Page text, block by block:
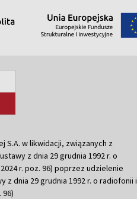
S.A. w likwidacji, związanych z
z dnia 29 grudnia 1992 r. o
r. poz. 96) poprzez udzielenie
dnia 29 grudnia 1992 r. o radiofonii i
96)